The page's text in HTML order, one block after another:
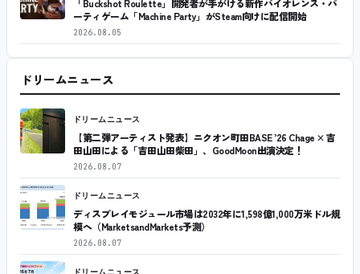
ーティゲーム「Machine Party」がSteam向けに配信開始
2026.08.05
ドリームニュース
ドリームニュース
【第二弾アーティスト発表】ニクオン町田BASE ’26 Chage × 吉
田山田による「吉田山田柴田」、GoodMoon出演決定！
2026.08.07
ドリームニュース
ディスプレイモジュール市場は2032年に1,598億1,000万米ドル規
模へ（MarketsandMarkets予測）
2026.08.07